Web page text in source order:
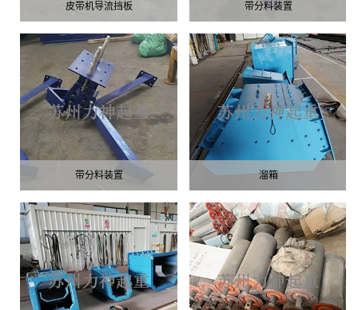
皮带机导流挡板 带分料装置
带分料装置 溜箱